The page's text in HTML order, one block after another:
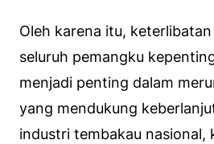
Oleh karena itu,
seluruh pemangku
menjadi penting dalam
yang mendukung
industri tembakau nasional,